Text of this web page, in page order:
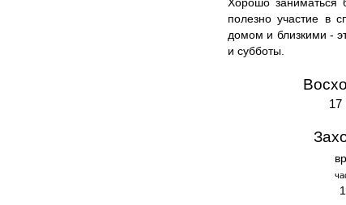
Хорошо заниматься
полезно участие в
домом и близкими -
и субботы.
17